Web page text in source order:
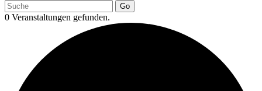
Go
0 Veranstaltungen gefunden.